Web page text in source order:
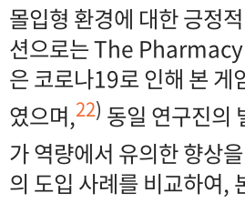
몰입형 환경에 대한 긍정
션으로는 The
은 코로나19로 인해 본 게
였으며,22) 동일 연구진의
가 역량에서 유의한 향상
의 도입 사례를 비교하여,